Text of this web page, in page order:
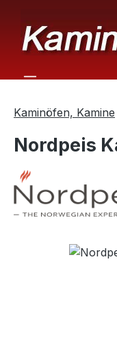
Kaminöfen, Kamine
Nordpeis
Bildergalerie